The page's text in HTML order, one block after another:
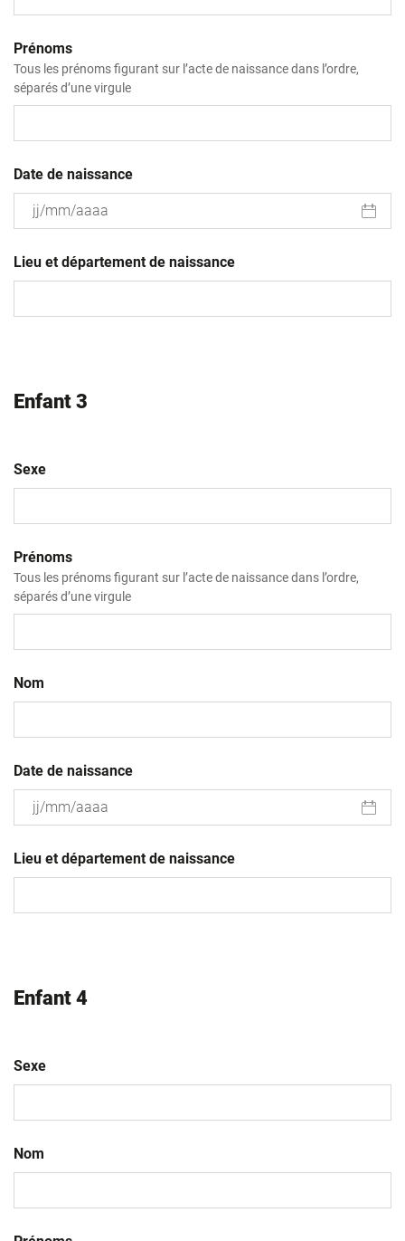
Prénoms
Tous les prénoms figurant sur l’acte de naissance dans l’ordre,
séparés d’une virgule
Date de naissance
slash
MM
Lieu et département de naissance
Enfant 3
Sexe
Prénoms
Tous les prénoms figurant sur l’acte de naissance dans l’ordre,
séparés d’une virgule
Nom
Date de naissance
slash
MM
Lieu et département de naissance
Enfant 4
Sexe
Nom